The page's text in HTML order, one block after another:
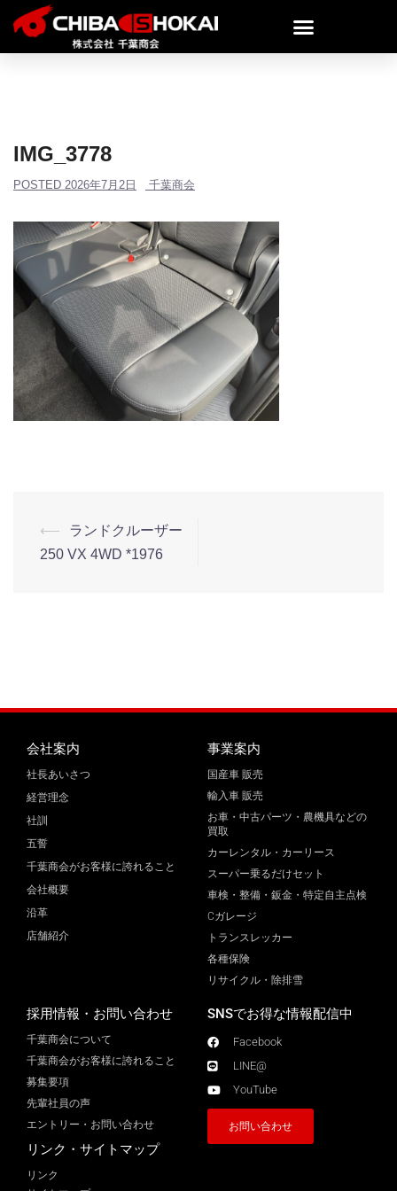
IMG_3778
POSTED 2026年7月2日 千葉商会
⟵
ランドクルーザー
250 VX 4WD *1976
会社案内
社長あいさつ
経営理念
社訓
五誓
千葉商会がお客様に誇れること
会社概要
沿革
店舗紹介
事業案内
国産車 販売
輸入車 販売
お車・中古パーツ・農機具などの
買取
カーレンタル・カーリース
スーパー乗るだけセット
車検・整備・鈑金・特定自主点検
Cガレージ
トランスレッカー
各種保険
リサイクル・除排雪
採用情報・お問い合わせ
千葉商会について
千葉商会がお客様に誇れること​
募集要項
先輩社員の声
エントリー・お問い合わせ
リンク・サイトマップ
リンク
SNSでお得な情報配信中
Facebook
LINE@
YouTube
お問い合わせ